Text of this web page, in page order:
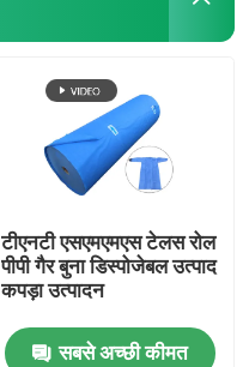
टीएनटी एसएमएमएस टेलस रोल
पीपी गैर बुना डिस्पोजेबल उत्पाद
कपड़ा उत्पादन
सबसे अच्छी कीमत